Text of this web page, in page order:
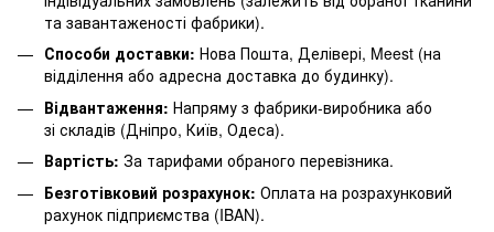
та завантаженості фабрики).
Способи доставки: Нова Пошта, Делівері, Meest (на
відділення або адресна доставка до будинку).
Відвантаження: Напряму з фабрики-виробника або
зі складів (Дніпро, Київ, Одеса).
Вартість: За тарифами обраного перевізника.
Безготівковий розрахунок: Оплата на розрахунковий
рахунок підприємства (IBAN).